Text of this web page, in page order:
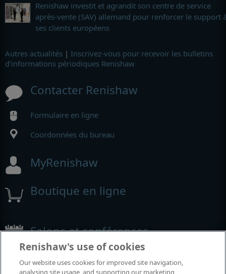
Renishaw investit et agrandit son centre de service
après-vente (SAV) allemand pour renforcer le support
ses clients européens
Autres actualités | Inscrivez-vous pour recevoir les bulletins
d’informations périodiques Renishaw
Contacter Renishaw
Formulaire en ligne
Coordonnées du bureau
MyRenishaw
Boutique en ligne
Salons et conférences
Renishaw's use of cookies
Our website uses cookies for improved site navigation,
analysing site usage, and supporting our marketing